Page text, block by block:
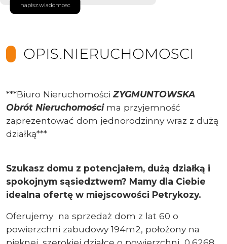
napisz.wiadomosc
OPIS.NIERUCHOMOSCI
***Biuro Nieruchomości ZYGMUNTOWSKA
Obrót Nieruchomościma przyjemność
zaprezentować dom jednorodzinny wraz z dużą
działką***
Szukasz domu z potencjałem, dużą działką i
spokojnym sąsiedztwem? Mamy dla Ciebie
idealna ofertę w miejscowości Petrykozy.
Oferujemy na sprzedaż dom z lat 60 o
powierzchni zabudowy 194m2, położony na